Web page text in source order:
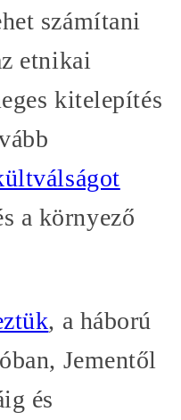
számítani
etnikai
kitelepítés
a környező
, a háború
Jementől
és